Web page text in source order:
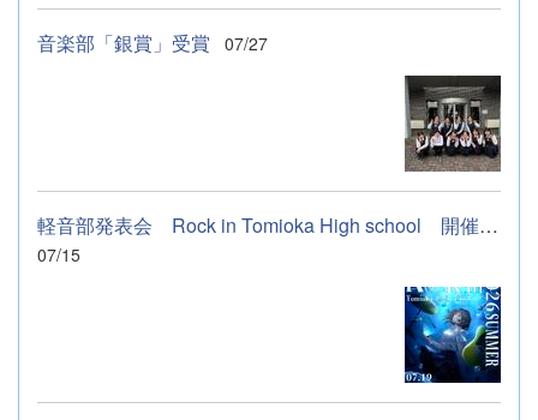
音楽部「銀賞」受賞 07/27
軽音部発表会 Rock in Tomioka High school 開催します
07/15